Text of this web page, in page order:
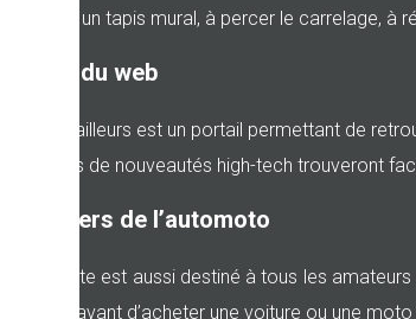
installer un tapis mural, à percer le carrelage,
News du web
Les revailleurs est un portail permettant de
Les fans de nouveautés high-tech trouveront
L’univers de l’automoto
Notre site est aussi destiné à tous les
vérifier avant d’acheter une voiture ou une